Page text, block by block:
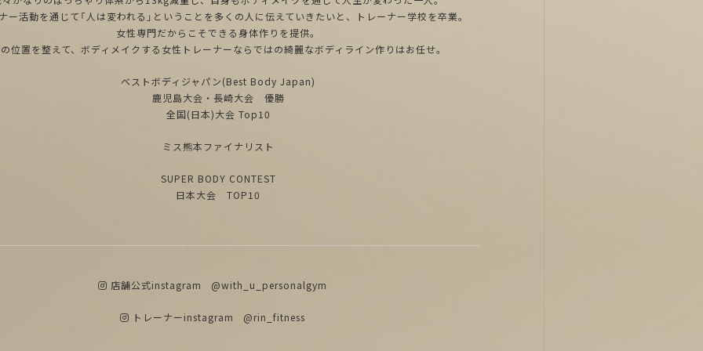
ー活動を通じて「人は変われる」ということを多くの人に伝えていきたいと、トレーナー学校を卒業。
女性専門だからこそできる身体作りを提供。
位置を整えて、ボディメイクする女性トレーナーならではの綺麗なボディライン作りはお任せ。
ベストボディジャパン(Best Body Japan)
鹿児島大会・長崎大会 優勝
全国(日本)大会 Top10
ミス熊本ファイナリスト
SUPER BODY CONTEST
日本大会 TOP10
店舗公式instagram @with_u_personalgym
トレーナーinstagram @rin_fitness